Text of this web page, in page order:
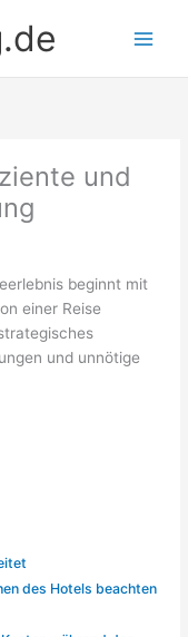
und
beginnt mit
einer Reise
und unnötige
des Hotels beachten